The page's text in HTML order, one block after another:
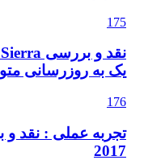
175
یک به روزرسانی
176
2017